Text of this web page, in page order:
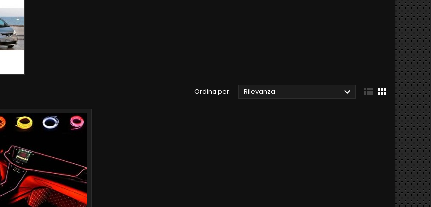
Ordina per: Rilevanza   